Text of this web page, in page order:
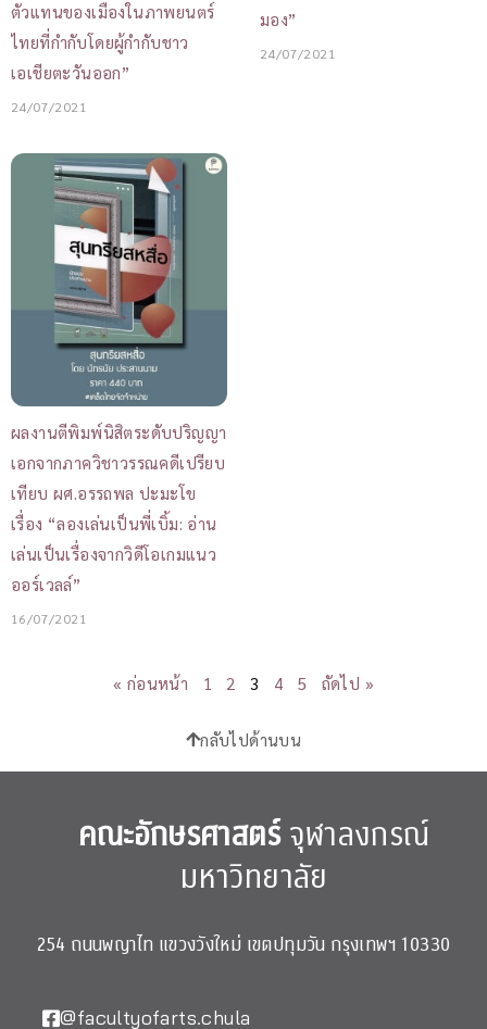
ตัวแทนของเมืองในภาพยนตร์
ไทยที่กำกับโดยผู้กำกับชาว
เอเชียตะวันออก”
24/07/2021
มอง”
24/07/2021
ผลงานตีพิมพ์นิสิตระดับปริญญา
เอกจากภาควิชาวรรณคดีเปรียบ
เทียบ ผศ.อรรถพล ปะมะโข
เรื่อง “ลองเล่นเป็นพี่เบิ้ม: อ่าน
เล่นเป็นเรื่องจากวิดีโอเกมแนว
ออร์เวลล์”
16/07/2021
« ก่อนหน้า 1 2 3 4 5 ถัดไป »
กลับไปด้านบน
คณะอักษรศาสตร์จุฬาลงกรณ์
มหาวิทยาลัย
254 ถนนพญาไท แขวงวังใหม่ เขตปทุมวัน กรุงเทพฯ 10330
@facultyofarts.chula